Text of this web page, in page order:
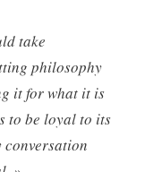
take
philosophy
it for what it is
to be loyal to its